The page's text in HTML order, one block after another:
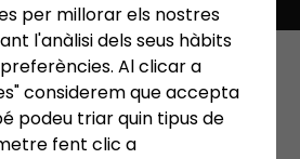
calidad (1)
2023 at512 × 512inInici
per millorar els nostres
l'anàlisi dels seus hàbits
Al clicar a
considerem que accepta
podeu triar quin tipus de
fent clic a